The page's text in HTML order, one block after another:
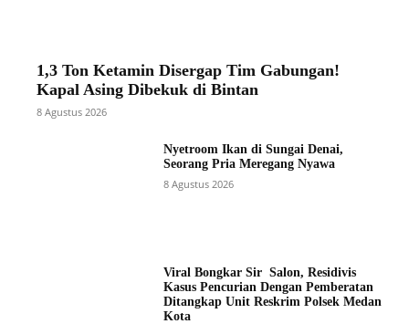
1,3 Ton Ketamin Disergap Tim Gabungan!
Kapal Asing Dibekuk di Bintan
8 Agustus 2026
Nyetroom Ikan di Sungai Denai,
Seorang Pria Meregang Nyawa
8 Agustus 2026
Viral Bongkar Sir Salon, Residivis
Kasus Pencurian Dengan Pemberatan
Ditangkap Unit Reskrim Polsek Medan
Kota